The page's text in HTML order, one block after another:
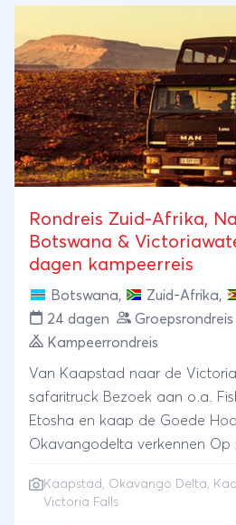
dichtbij. Doordat de reis eindigt
optimaal van de laatste dagen
u deze onvergetelijke safari
Rondreis Zuid-Afrika,
Botswana &
dagen kampeerreis
Botswana, Zuid-Afrika,
24 dagen
Groepsrondreis
Kampeerrondreis
Van Kaapstad naar de
safaritruck Bezoek aan o.a. Fish river canyon,
Etosha en kaap de Goede Hoop Per kano
Okavangodelta verkennen Op zoek naar de Big
Kaapstad , Okavango Delta,
Victoria Falls